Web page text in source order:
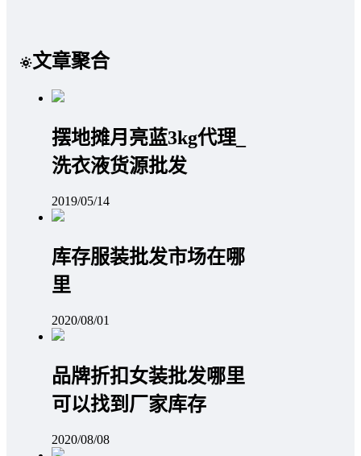
文章聚合
摆地摊月亮蓝3kg代理_
洗衣液货源批发
2019/05/14
库存服装批发市场在哪
里
2020/08/01
品牌折扣女装批发哪里
可以找到厂家库存
2020/08/08